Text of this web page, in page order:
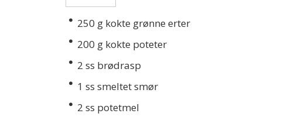
250 g kokte grønne erter
200 g kokte poteter
2 ss brødrasp
1 ss smeltet smør
2 ss potetmel